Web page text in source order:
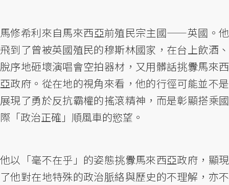
馬修希利來自馬來西亞前殖民宗主國——英國。他
飛到了曾被英國殖民的穆斯林國家，在台上飲酒、
脫序地砸壞演唱會空拍器材，又用髒話挑釁馬來西
亞政府。從在地的視角來看，他的行徑可能並不是
展現了勇於反抗霸權的搖滾精神，而是彰顯搭乘國
際「政治正確」順風車的慾望。
他以「毫不在乎」的姿態挑釁馬來西亞政府，顯現
了他對在地特殊的政治脈絡與歷史的不理解，亦不